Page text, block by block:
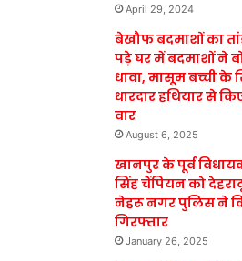
April 29, 2024
बेखौफ बदमाशों का
पड़े घर में बदमाशों ने
धावा, मासूम बच्ची के
धारदार हथियार से
वार
August 6, 2025
खानपुर के पूर्व
सिंह चैंपियन को
नेहरू नगर पुलिस ने
गिरफ्तार
January 26, 2025